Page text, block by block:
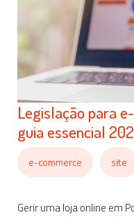
Legislação para
guia essencial
e-commerce site
Gerir uma loja online em